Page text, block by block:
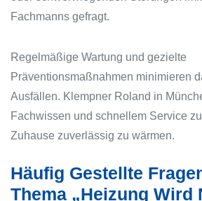
Fachmanns gefragt.
Regelmäßige Wartung und gezielte
Präventionsmaßnahmen minimieren
Ausfällen. Klempner Roland in
Fachwissen und schnellem Service
Zuhause zuverlässig zu wärmen.
Häufig Gestellte
Thema „Heizung Wird